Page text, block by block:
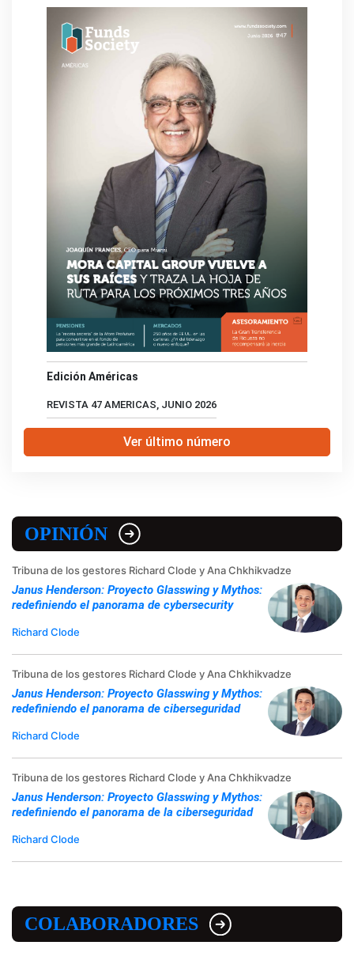
Edición Américas
REVISTA 47 AMERICAS, JUNIO 2026
Ver último número
OPINIÓN
Tribuna de los gestores Richard Clode y Ana Chkhikvadze
Janus Henderson: Proyecto Glasswing y Mythos:
redefiniendo el panorama de cybersecurity
Richard Clode
Tribuna de los gestores Richard Clode y Ana Chkhikvadze
Janus Henderson: Proyecto Glasswing y Mythos:
redefiniendo el panorama de ciberseguridad
Richard Clode
Tribuna de los gestores Richard Clode y Ana Chkhikvadze
Janus Henderson: Proyecto Glasswing y Mythos:
redefiniendo el panorama de la ciberseguridad
Richard Clode
COLABORADORES